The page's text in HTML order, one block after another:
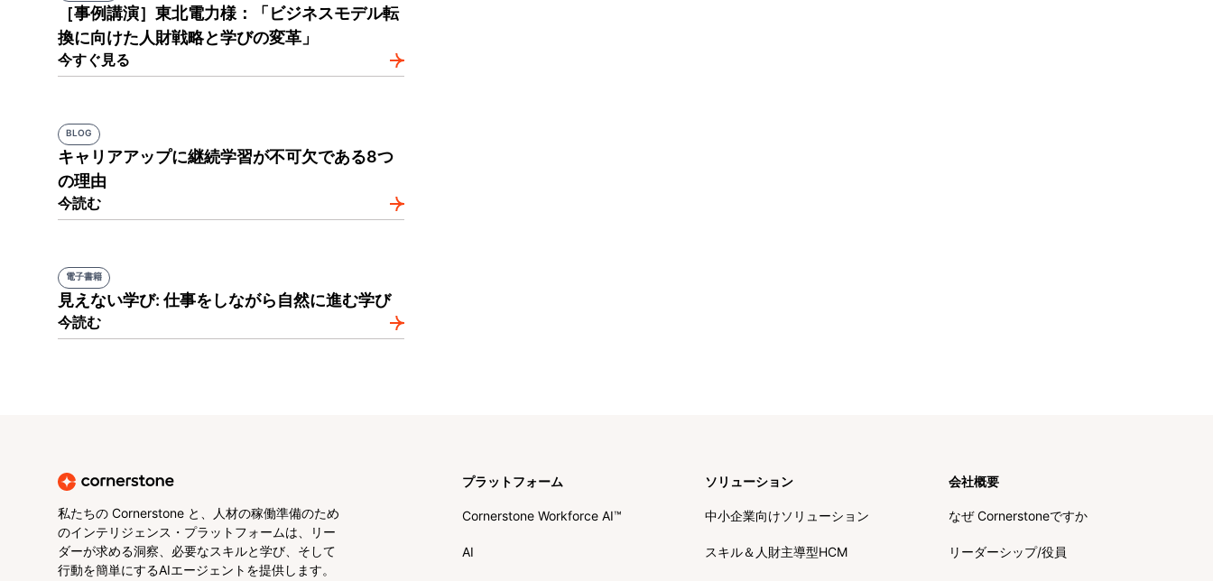
［事例講演］東北電力様：「ビジネスモデル転
換に向けた人財戦略と学びの変革」
今すぐ見る
BLOG
キャリアアップに継続学習が不可欠である8つ
の理由
今読む
電子書籍
見えない学び: 仕事をしながら自然に進む学び
今読む
私たちの Cornerstone と、人材の稼働準備のため
のインテリジェンス・プラットフォームは、リー
ダーが求める洞察、必要なスキルと学び、そして
行動を簡単にするAIエージェントを提供します。
プラットフォーム
Cornerstone Workforce AI™
AI
ソリューション
中小企業向けソリューション
スキル＆人財主導型HCM
会社概要
なぜ Cornerstoneですか
リーダーシップ/役員